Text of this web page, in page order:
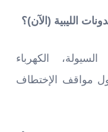
الليبية (الآن)؟
الكهرباء
مواقف الإختطاف